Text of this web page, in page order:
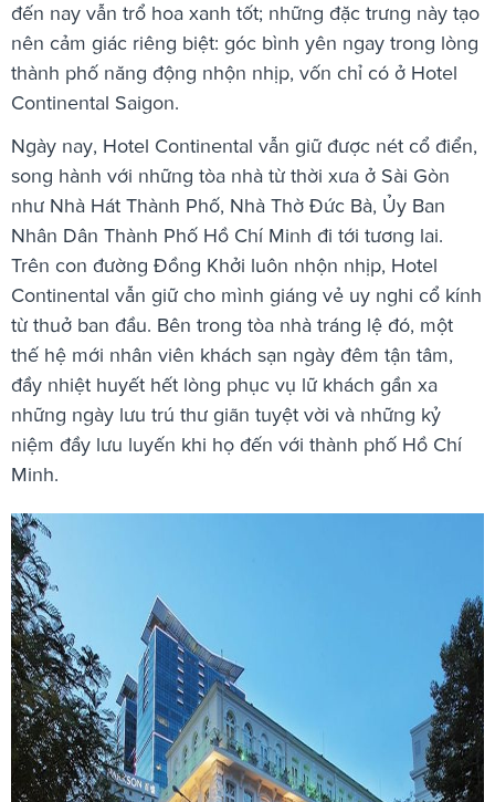
đến nay vẫn trổ hoa xanh tốt; những đặc trưng này tạo
nên cảm giác riêng biệt: góc bình yên ngay trong lòng
thành phố năng động nhộn nhịp, vốn chỉ có ở Hotel
Continental Saigon.
Ngày nay, Hotel Continental vẫn giữ được nét cổ điển,
song hành với những tòa nhà từ thời xưa ở Sài Gòn
như Nhà Hát Thành Phố, Nhà Thờ Đức Bà, Ủy Ban
Nhân Dân Thành Phố Hồ Chí Minh đi tới tương lai.
Trên con đường Đồng Khởi luôn nhộn nhịp, Hotel
Continental vẫn giữ cho mình giáng vẻ uy nghi cổ kính
từ thuở ban đầu. Bên trong tòa nhà tráng lệ đó, một
thế hệ mới nhân viên khách sạn ngày đêm tận tâm,
đầy nhiệt huyết hết lòng phục vụ lữ khách gần xa
những ngày lưu trú thư giãn tuyệt vời và những kỷ
niệm đầy lưu luyến khi họ đến với thành phố Hồ Chí
Minh.